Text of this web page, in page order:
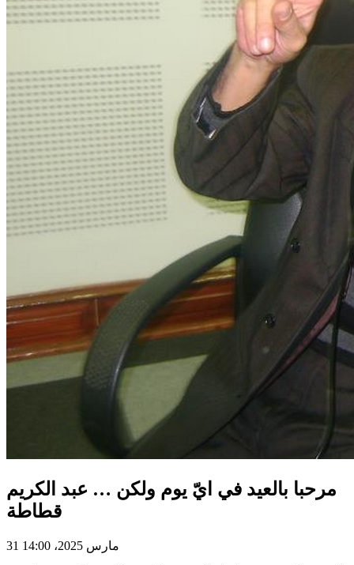
مرحبا بالعيد في ايّ يوم ولكن … عبد الكريم
قطاطة
31 مارس 2025، 14:00